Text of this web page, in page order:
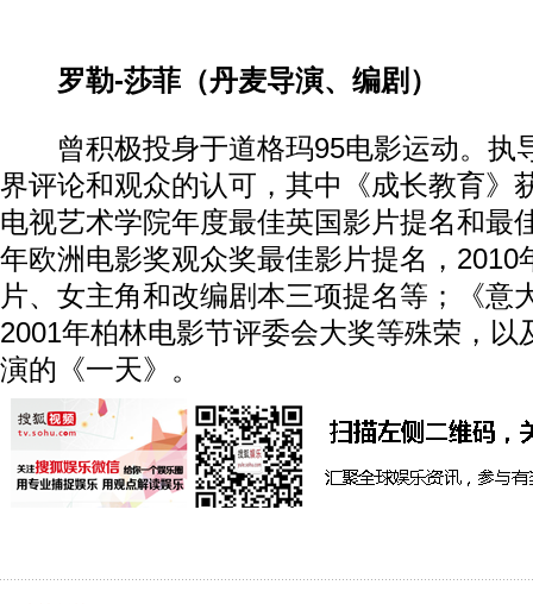
罗勒-莎菲（丹麦导演、编剧）
曾积极投身于道格玛95电影运动。执
界评论和观众的认可，其中《成长教育》
电视艺术学院年度最佳英国影片提名和最
年欧洲电影奖观众奖最佳影片提名，2010
片、女主角和改编剧本三项提名等；《意
2001年柏林电影节评委会大奖等殊荣，以
演的《一天》。